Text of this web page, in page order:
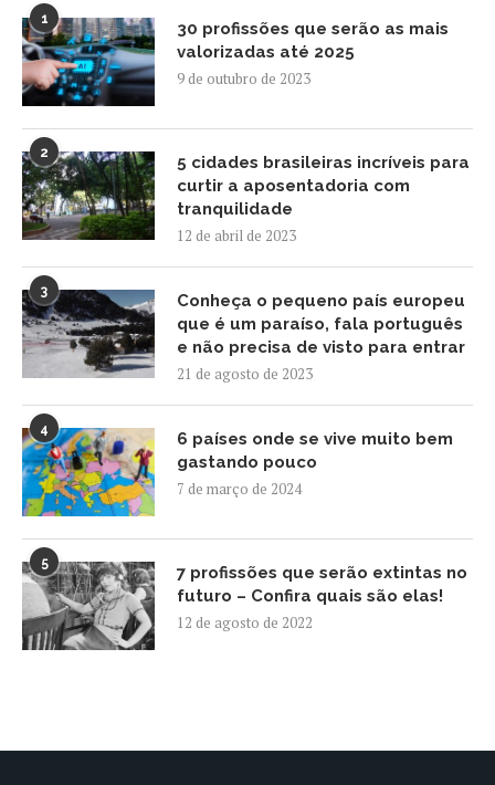
1
30 profissões que serão as mais
valorizadas até 2025
9 de outubro de 2023
2
5 cidades brasileiras incríveis para
curtir a aposentadoria com
tranquilidade
12 de abril de 2023
3
Conheça o pequeno país europeu
que é um paraíso, fala português
e não precisa de visto para entrar
21 de agosto de 2023
4
6 países onde se vive muito bem
gastando pouco
7 de março de 2024
5
7 profissões que serão extintas no
futuro – Confira quais são elas!
12 de agosto de 2022